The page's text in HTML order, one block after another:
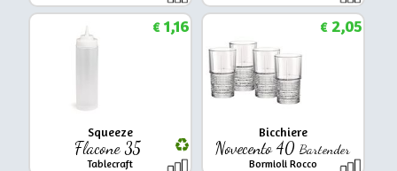
Squeeze
Flacone 35
Tablecraft
€1,16
Bicchiere
Novecento 40Bartender
Bormioli Rocco
€2,05